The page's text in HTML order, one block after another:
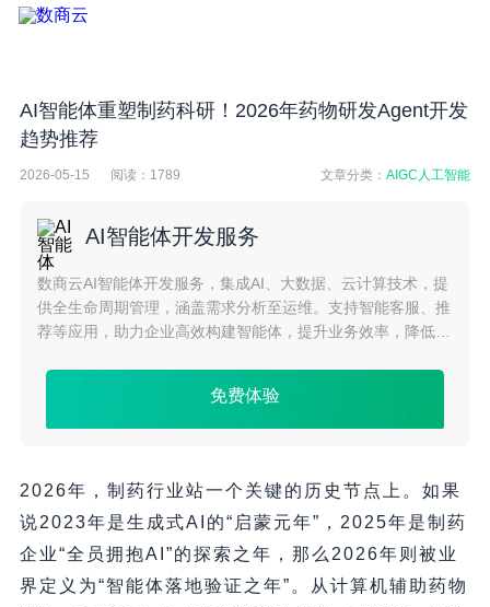
AI智能体重塑制药科研！2026年药物研发Agent开发
趋势推荐
2026-05-15 阅读： 1789 文章分类：AIGC人工智能
AI智能体开发服务
数商云AI智能体开发服务，集成AI、大数据、云计算技术，提
供全生命周期管理，涵盖需求分析至运维。支持智能客服、推
荐等应用，助力企业高效构建智能体，提升业务效率，降低成
免费体验
2026年，制药行业站一个关键的历史节点上。如果
说2023年是生成式AI的“启蒙元年”，2025年是制药
企业“全员拥抱AI”的探索之年，那么2026年则被业
界定义为“智能体落地验证之年”。从计算机辅助药物